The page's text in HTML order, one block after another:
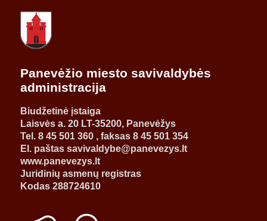
Panevėžio miesto savivaldybės
administracija
Biudžetinė įstaiga
Laisvės a. 20 LT-35200, Panevėžys
Tel. 8 45 501 360 , faksas 8 45 501 354
El. paštas savivaldybe@panevezys.lt
www.panevezys.lt
Juridinių asmenų registras
Kodas 288724610